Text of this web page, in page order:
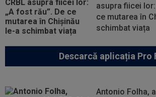
asupra fiicei
ce mutarea în
schimbat viața
Descarcă aplicația Pro
Antonio Folha,